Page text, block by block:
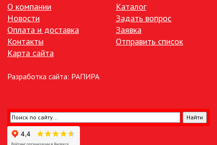
УЛИЧНЫЕ СВЕТИЛЬНИКИ
ФОНТАНЫ
ЭЛЕМЕНТЫ ПИТАНИЯ
О компании
Новости
Оплата и доставка
Контакты
Карта сайта
Каталог
Задать вопрос
Заявка
Отправить список
Разработка сайта: РАПИРА